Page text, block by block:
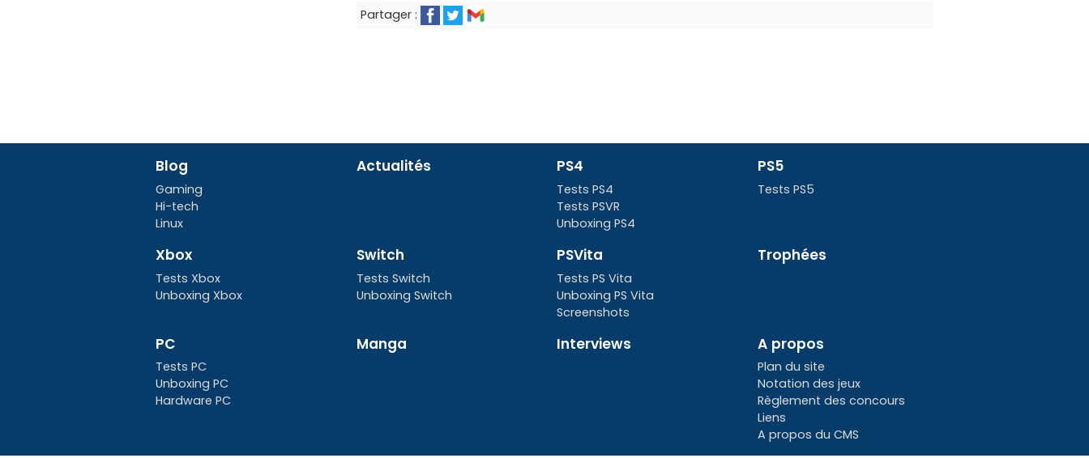
Partager :
Blog
Gaming
Hi-tech
Linux
Actualités PS4
Tests PS4
Tests PSVR
Unboxing PS4
PS5
Tests PS5
Xbox
Tests Xbox
Unboxing Xbox
Switch
Tests Switch
Unboxing Switch
PSVita
Tests PS Vita
Unboxing PS Vita
Screenshots
Trophées
PC
Tests PC
Unboxing PC
Hardware PC
Manga Interviews A propos
Plan du site
Notation des jeux
Règlement des concours
Liens
A propos du CMS